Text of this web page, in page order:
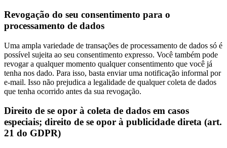
Revogação do seu consentimento para o
processamento de dados
Uma ampla variedade de transações de processamento de dados só é
possível sujeita ao seu consentimento expresso. Você também pode
revogar a qualquer momento qualquer consentimento que você já
tenha nos dado. Para isso, basta enviar uma notificação informal por
e-mail. Isso não prejudica a legalidade de qualquer coleta de dados
que tenha ocorrido antes da sua revogação.
Direito de se opor à coleta de dados em casos
especiais; direito de se opor à publicidade direta (art.
21 do GDPR)